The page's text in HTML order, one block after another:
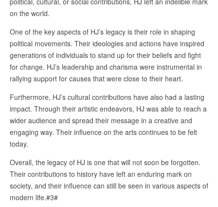
on the world.
One of the key aspects of HJ’s legacy is their role in shaping
political movements. Their ideologies and actions have inspired
generations of individuals to stand up for their beliefs and fight
for change. HJ’s leadership and charisma were instrumental in
rallying support for causes that were close to their heart.
Furthermore, HJ’s cultural contributions have also had a lasting
impact. Through their artistic endeavors, HJ was able to reach a
wider audience and spread their message in a creative and
engaging way. Their influence on the arts continues to be felt
today.
Overall, the legacy of HJ is one that will not soon be forgotten.
Their contributions to history have left an enduring mark on
society, and their influence can still be seen in various aspects of
modern life.#3#